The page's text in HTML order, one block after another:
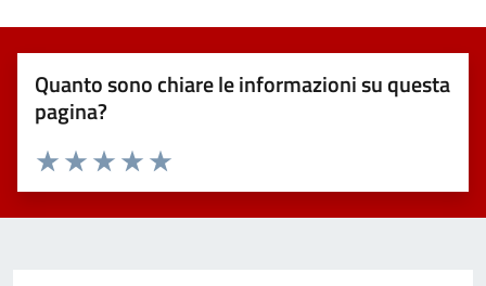
Quanto sono chiare le informazioni su questa
pagina?
Valuta 5 stelle su 5
Valuta 4 stelle su 5
Valuta 3 stelle su 5
Valuta 2 stelle su 5
Valuta 1 stelle su 5